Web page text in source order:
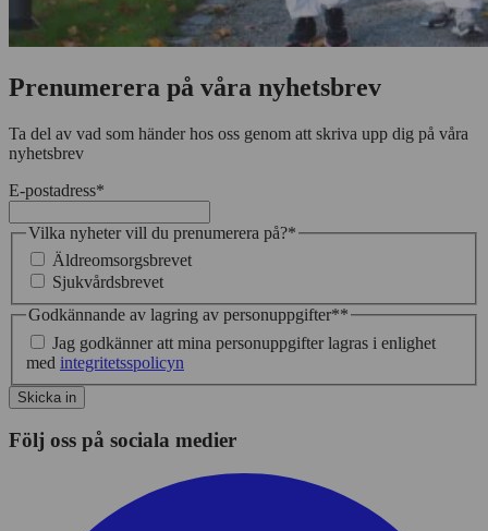
Prenumerera på våra nyhetsbrev
Ta del av vad som händer hos oss genom att skriva upp dig på våra
nyhetsbrev
E-postadress*
Vilka nyheter vill du prenumerera på?*
Äldreomsorgsbrevet
Sjukvårdsbrevet
Godkännande av lagring av personuppgifter**
Jag godkänner att mina personuppgifter lagras i enlighet
med integritetsspolicyn
Skicka in
Följ oss på sociala medier